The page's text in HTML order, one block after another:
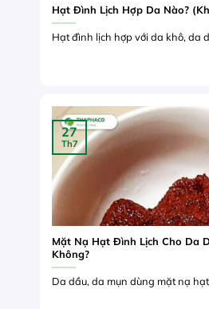
Hạt Đình Lịch Hợp Da Nào?
Hạt đình lịch hợp với da khô, da
Mặt Nạ Hạt Đình Lịch Cho Da
Không?
Da dầu, da mụn dùng mặt nạ
27
Th7